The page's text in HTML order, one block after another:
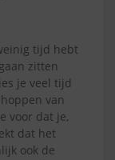
tijd hebt
zitten
je veel tijd
van
voor dat je,
dat het
ook de